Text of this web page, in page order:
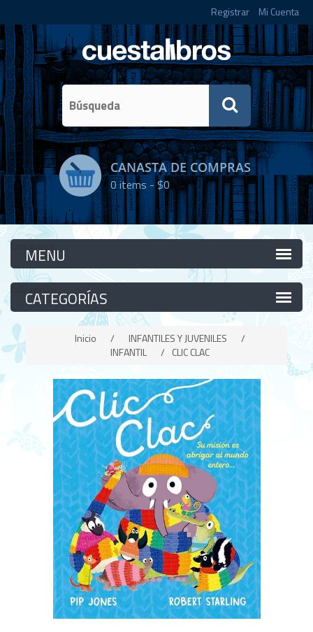
Registrar Mi Cuenta
CANASTA DE COMPRAS
0items -$0
Categorías
Categorías
Inicio / INFANTILES Y JUVENILES
/
INFANTIL
/ CLIC CLAC